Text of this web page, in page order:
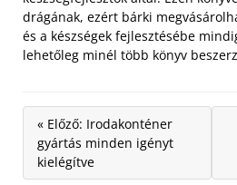
drágának, ezért bárki
és a készségek fejlesztésébe
lehetőleg minél több könyv
« Előző: Irodakonténer
gyártás minden igényt
kielégítve